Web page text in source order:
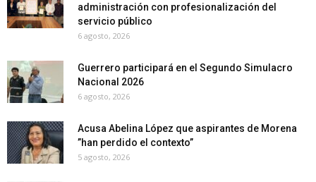
administración con profesionalización del
servicio público
6 agosto, 2026
Guerrero participará en el Segundo Simulacro
Nacional 2026
6 agosto, 2026
Acusa Abelina López que aspirantes de Morena
”han perdido el contexto”
5 agosto, 2026